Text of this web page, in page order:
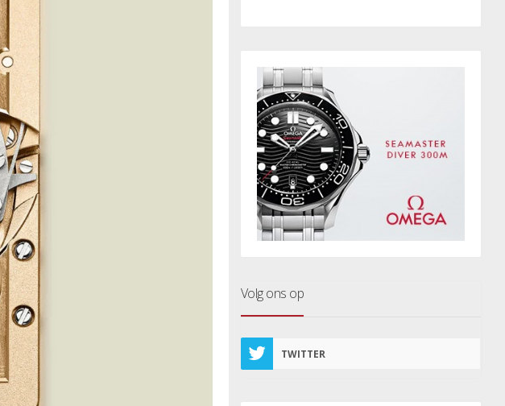
Volg ons op
TWITTER